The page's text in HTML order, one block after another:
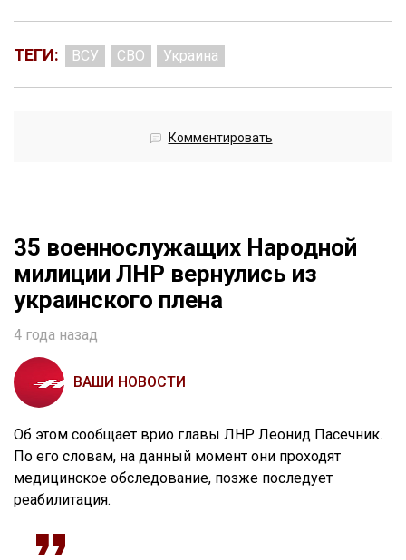
ТЕГИ: ВСУ СВО Украина
Комментировать
35 военнослужащих Народной
милиции ЛНР вернулись из
украинского плена
4 года назад
ВАШИ НОВОСТИ
Об этом сообщает врио главы ЛНР Леонид Пасечник.
По его словам, на данный момент они проходят
медицинское обследование, позже последует
реабилитация.